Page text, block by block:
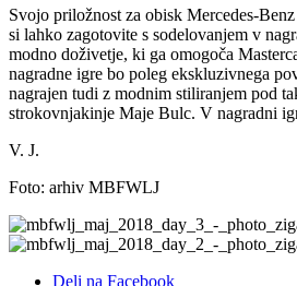
Svojo priložnost za obisk Mercedes-
si lahko zagotovite s sodelovanjem v
modno doživetje, ki ga omogoča
nagradne igre bo poleg ekskluzivnega
nagrajen tudi z modnim stiliranjem pod
strokovnjakinje Maje Bulc. V nagradni
V. J.
Foto: arhiv MBFWLJ
Deli na Facebook